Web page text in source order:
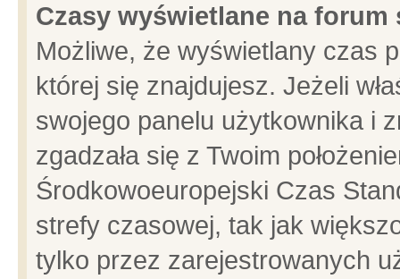
Czasy wyświetlane na forum
Możliwe, że wyświetlany czas
której się znajdujesz. Jeżeli
swojego panelu użytkownika i
zgadzała się z Twoim
Środkowoeuropejski Czas
strefy czasowej, tak jak
tylko przez zarejestrowanych